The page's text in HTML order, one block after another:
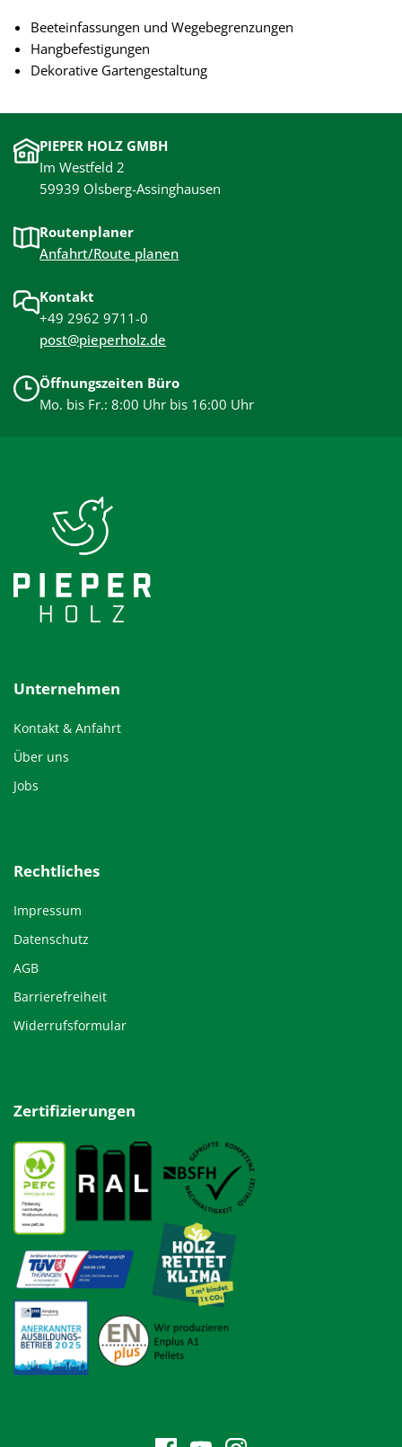
Beeteinfassungen und Wegebegrenzungen
Hangbefestigungen
Dekorative Gartengestaltung
PIEPER HOLZ GMBH
Im Westfeld 2
59939 Olsberg-Assinghausen
Routenplaner
Anfahrt/Route planen
Kontakt
+49 2962 9711-0
post@pieperholz.de
Öffnungszeiten Büro
Mo. bis Fr.: 8:00 Uhr bis 16:00 Uhr
Unternehmen
Kontakt & Anfahrt
Über uns
Jobs
Rechtliches
Impressum
Datenschutz
AGB
Barrierefreiheit
Widerrufsformular
Zertifizierungen